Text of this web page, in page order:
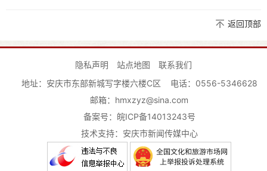
返回顶部
隐私声明 站点地图
联系我们
地址：安庆市东部新城写字楼六楼C区
电话：0556-5346628
邮箱：hmxzyz@sina.com
备案号： 皖ICP备14013243号
技术支持：安庆市新闻传媒中心